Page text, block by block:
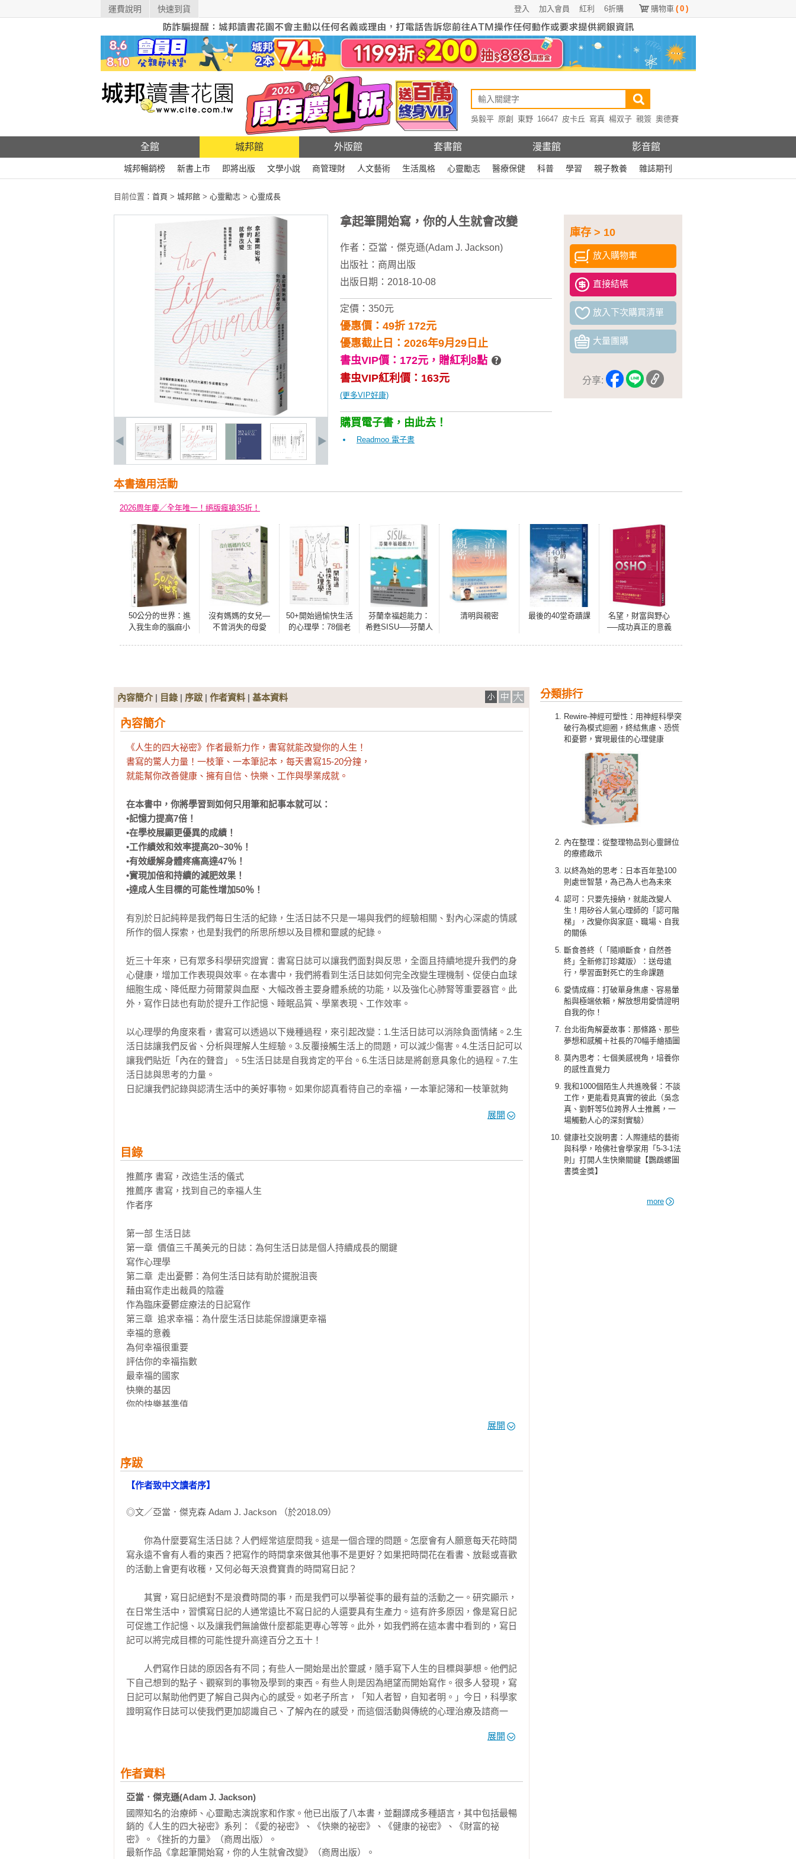
運費說明 快速到貨 購物車 ( 0 )
6折購
紅利
加入會員
登入
吳毅平 原創 東野 16647 皮卡丘 寫真 楊双子 親簽 奧德賽
全館 城邦館 外版館 套書館 漫畫館 影音館
城邦暢銷榜 新書上市 即將出版 文學小說 商管理財 人文藝術 生活風格 心靈勵志 醫療保健 科普 學習 親子教養 雜誌期刊
目前位置： 首頁 > 城邦館 > 心靈勵志 > 心靈成長
庫存 > 10
放入購物車
直接結帳
放入下次購買清單
大量團購
分享:
拿起筆開始寫，你的人生就會改變
作者： 亞當．傑克遜(Adam J. Jackson)
出版社： 商周出版
出版日期：2018-10-08
定價：350元
優惠價：49折 172元
優惠截止日：2026年9月29日止
書虫VIP價：172元， 贈紅利8點
書虫VIP紅利價：163元
(更多VIP好康)
購買電子書，由此去！
Readmoo 電子書
本書適用活動
2026周年慶／全年唯一！絕版瘋搶35折！
50公分的世界：進
入我生命的腦麻小
沒有媽媽的女兒—
不曾消失的母愛
50+開始過愉快生活
的心理學：78個老
芬蘭幸福超能力：
希甦SISU──芬蘭人
清明與親密 最後的40堂奇蹟課
名望，財富與野心
──成功真正的意義
分類排行
Rewire-神經可塑性：用神經科學突
破行為模式迴圈，終結焦慮、恐慌
和憂鬱，實現最佳的心理健康
內在整理：從整理物品到心靈歸位
的療癒啟示
以終為始的思考：日本百年塾100
則處世智慧，為己為人也為未來
認可：只要先接納，就能改變人
生！用矽谷人氣心理師的「認可階
梯」，改變你與家庭、職場、自我
的關係
斷食善終（「隨順斷食，自然善
終」全新修訂珍藏版）：送母遠
行，學習面對死亡的生命課題
愛情成癮：打破單身焦慮、容易暈
船與極端依賴，解放想用愛情證明
自我的你！
台北街角解憂故事：那條路、那些
夢想和感觸＋社長的70幅手繪插圖
莫內思考：七個美感視角，培養你
的感性直覺力
我和1000個陌生人共進晚餐：不談
工作，更能看見真實的彼此（吳念
真、劉軒等5位跨界人士推薦，一
場觸動人心的深刻實驗）
健康社交說明書：人際連結的藝術
與科學，哈佛社會學家用「5-3-1法
則」打開人生快樂關鍵【鸚鵡螺圖
書獎金獎】
more
內容簡介| 目錄 | 序跋 | 作者資料 | 基本資料
內容簡介
《人生的四大祕密》作者最新力作，書寫就能改變你的人生！
書寫的驚人力量！一枝筆、一本筆記本，每天書寫15-20分鐘，
就能幫你改善健康、擁有自信、快樂、工作與學業成就。
在本書中，你將學習到如何只用筆和記事本就可以：
•記憶力提高7倍！
•在學校展顯更優異的成績！
•工作績效和效率提高20~30％！
•有效緩解身體疼痛高達47％！
•實現加倍和持續的減肥效果！
•達成人生目標的可能性增加50％！
有別於日記純粹是我們每日生活的紀錄，生活日誌不只是一場與我們的經驗相關、對內心深處的情感
所作的個人探索，也是對我們的所思所想以及目標和靈感的紀錄。
近三十年來，已有眾多科學研究證實：書寫日誌可以讓我們面對與反思，全面且持續地提升我們的身
心健康，增加工作表現與效率。在本書中，我們將看到生活日誌如何完全改變生理機制、促使白血球
細胞生成、降低壓力荷爾蒙與血壓、大幅改善主要身體系統的功能，以及強化心肺腎等重要器官。此
外，寫作日誌也有助於提升工作記憶、睡眠品質、學業表現、工作效率。
以心理學的角度來看，書寫可以透過以下幾種過程，來引起改變：1.生活日誌可以消除負面情緒。2.生
活日誌讓我們反省、分析與理解人生經驗。3.反覆接觸生活上的問題，可以減少傷害。4.生活日記可以
讓我們貼近「內在的聲音」。5生活日誌是自我肯定的平台。6.生活日誌是將創意具象化的過程。7.生
活日誌與思考的力量。
日記讓我們記錄與認清生活中的美好事物。如果你認真看待自己的幸福，一本筆記簿和一枝筆就夠
第一部，敘述了書寫背後的科學證據說明：包括改善記憶、強化學習、管理時間、減重、防範問題發
生……，並調查了生命日誌何以又為何能夠完全改變你的人生。內容包含了歷史、理論，以及對各種
書寫方式（敘述型、反思型、治療型）的廣泛研究，讓讀者了解日誌之所以能成為強大工具的各種機
制。
第二部，包含了易於參考的實用引導，並解釋了各種經過嘗試與驗證、廣泛應用於生命日誌中的寫作
練習與技巧。有別於其他教導日誌寫作的書籍，這些方法一般人都可執行（針對特別問題，如減重、
解決問題……）的日誌寫作方法，而且這些方法是經過實證有效，且受到科學支持與多位專家推薦。
展開
目錄
推薦序 書寫，改造生活的儀式
推薦序 書寫，找到自己的幸福人生
作者序
第一部 生活日誌
第一章  價值三千萬美元的日誌：為何生活日誌是個人持續成長的關鍵
寫作心理學
第二章  走出憂鬱：為何生活日誌有助於擺脫沮喪
藉由寫作走出裁員的陰霾
作為臨床憂鬱症療法的日記寫作
第三章  追求幸福：為什麼生活日誌能保證讓更幸福
幸福的意義
為何幸福很重要
評估你的幸福指數
最幸福的國家
快樂的基因
你的快樂基準值
第四章  筆的力量比藥丸還強大：為何生活日誌能改善你的健康
為何寫作日誌會改變生理機制
作夢的科學
第六章  寫作減重法：為什麼生活日誌有助於永久減重
飲食日記的力量
第七章  邁向成功：為何生活日誌有助於成功與實現夢想
神話中蘊含的訊息
十五分鐘的反思性寫作就能提升工作效能
第八章  時間的主宰者：為何生活日誌有助於掌握時間與人生
艾維李的時間管理法
第九章  會改變的記憶：為何生活日誌可以保護記憶與個人身分
第十章  學習的過程：為何生活日誌可以促進學習
日誌中的表達性寫作與記憶
第十一章  問題所造成的問題：為何生活日誌可以阻止問題擴大
第十三章  知道自己的目標   日記寫作的成效表
第十五章  飲食日記：如何使用日記來減重與維持體態   飲食日記範例表
第十六章  症狀筆記：如何讓生活日誌成為健康與體能的教練  症狀筆記範例表
第十七章  策略日誌：如何利用生活日誌發展有效解決問題的策略
檢視選項
展開
序跋
【作者致中文讀者序】
◎文／亞當．傑克森 Adam J. Jackson （於2018.09）
你為什麼要寫生活日誌？人們經常這麼問我。這是一個合理的問題。怎麼會有人願意每天花時間
寫永遠不會有人看的東西？把寫作的時間拿來做其他事不是更好？如果把時間花在看書、放鬆或喜歡
的活動上會更有收穫，又何必每天浪費寶貴的時間寫日記？
其實，寫日記絕對不是浪費時間的事，而是我們可以學著從事的最有益的活動之一。研究顯示，
在日常生活中，習慣寫日記的人通常遠比不寫日記的人還要具有生產力。這有許多原因，像是寫日記
可促進工作記憶、以及讓我們無論做什麼都能更專心等等。此外，如我們將在這本書中看到的，寫日
記可以將完成目標的可能性提升高達百分之五十！
人們寫作日誌的原因各有不同；有些人一開始是出於靈感，隨手寫下人生的目標與夢想。他們記
下自己想到的點子、觀察到的事物及學到的東西。有些人則是因為絕望而開始寫作。很多人發現，寫
日記可以幫助他們更了解自己與內心的感受。如老子所言，「知人者智，自知者明。」今日，科學家
證明寫作日誌可以使我們更加認識自己、了解內在的感受，而這個活動與傳統的心理治療及諮商一
注意力更加集中，也更能保持警覺。我的心靈不像之前那樣混亂，因為現在我如果有任何恐懼或不
安，都能在日誌裡宣洩出來，而且我也比以往更能專心，因為我知道什麼是重要的事情。我也確信自
己在寫作日誌的期間，身體變得更健康、更感到幸福絕非巧合；而這樣的看法也得到臨床研究的證
實。
我寫作日誌的經驗一點也不特別。相反地，研究指出，大多數採取特定日記寫作技巧的人都有極
為相似、正面的經驗。寫下想法與感受、或是記錄點子、抱負與目標等簡單的動作，可以為我們的身
展開
作者資料
亞當．傑克遜(Adam J. Jackson)
國際知名的治療師、心靈勵志演說家和作家。他已出版了八本書，並翻譯成多種語言，其中包括最暢
銷的《人生的四大祕密》系列：《愛的祕密》、《快樂的祕密》、《健康的祕密》、《財富的祕
密》。《挫折的力量》（商周出版）。
最新作品《拿起筆開始寫，你的人生就會改變》（商周出版）。